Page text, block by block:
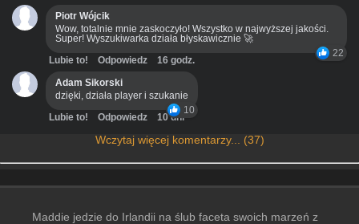
Piotr Wójcik
Wow, totalnie mnie zaskoczyło! Wszystko w najwyższej jakości.
Super! Wyszukiwarka działa błyskawicznie 🚀
22
Lubie to! Odpowiedz
16 godz.
Adam Sikorski
dzięki, działa player i szukanie
10
Lubie to! Odpowiedz 10 dni
Wczytaj więcej komentarzy... (37)
Maddie jedzie do Irlandii na ślub faceta swoich marzeń z